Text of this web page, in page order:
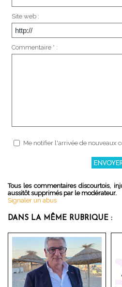
Site web :
Commentaire * :
Me notifier l'arrivée de nouveaux
Tous les commentaires discourtois,
aussitôt supprimés par le modérateur.
Signaler un abus
DANS LA MÊME RUBRIQUE :